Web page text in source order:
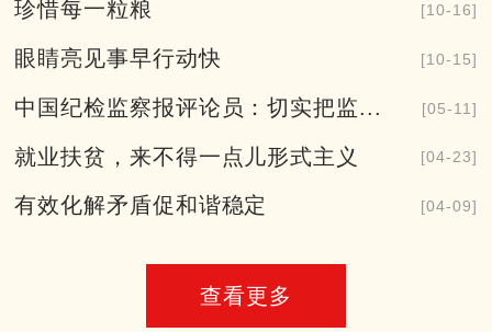
珍惜每一粒粮 [10-16]
眼睛亮见事早行动快 [10-15]
中国纪检监察报评论员：切实把监... [05-11]
就业扶贫，来不得一点儿形式主义 [04-23]
有效化解矛盾促和谐稳定 [04-09]
查看更多